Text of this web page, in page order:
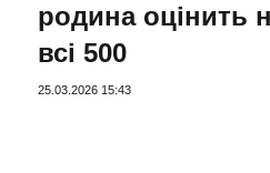
родина оцінить
всі 500
25.03.2026 15:43